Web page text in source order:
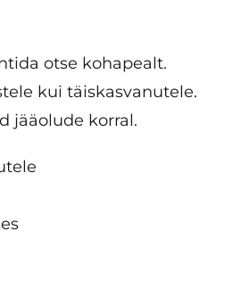
otse kohapealt.
kui täiskasvanutele.
jääolude korral.